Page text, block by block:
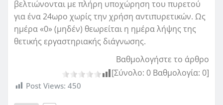
βελτιώνονται με πλήρη υποχώρηση του πυρετού
για ένα 24ωρο χωρίς την χρήση αντιπυρετικών. Ως
ημέρα «0» (μηδέν) θεωρείται η ημέρα λήψης της
θετικής εργαστηριακής διάγνωσης.
Βαθμολογήστε το άρθρο
[Σύνολο: 0 Βαθμολογία: 0]
Post Views: 450